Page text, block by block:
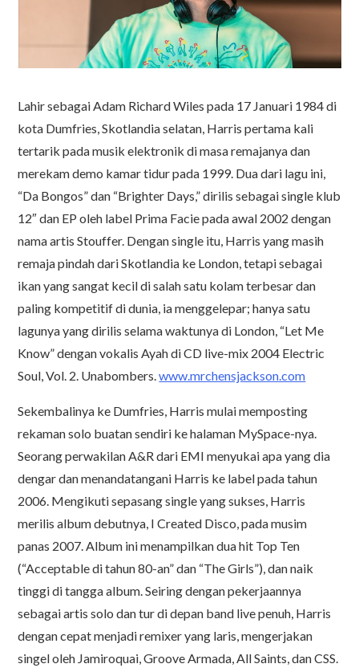
Lahir sebagai Adam Richard Wiles pada 17 Januari 1984 di
kota Dumfries, Skotlandia selatan, Harris pertama kali
tertarik pada musik elektronik di masa remajanya dan
merekam demo kamar tidur pada 1999. Dua dari lagu ini,
“Da Bongos” dan “Brighter Days,” dirilis sebagai single klub
12″ dan EP oleh label Prima Facie pada awal 2002 dengan
nama artis Stouffer. Dengan single itu, Harris yang masih
remaja pindah dari Skotlandia ke London, tetapi sebagai
ikan yang sangat kecil di salah satu kolam terbesar dan
paling kompetitif di dunia, ia menggelepar; hanya satu
lagunya yang dirilis selama waktunya di London, “Let Me
Know” dengan vokalis Ayah di CD live-mix 2004 Electric
Soul, Vol. 2. Unabombers.www.mrchensjackson.com
Sekembalinya ke Dumfries, Harris mulai memposting
rekaman solo buatan sendiri ke halaman MySpace-nya.
Seorang perwakilan A&R dari EMI menyukai apa yang dia
dengar dan menandatangani Harris ke label pada tahun
2006. Mengikuti sepasang single yang sukses, Harris
merilis album debutnya, I Created Disco, pada musim
panas 2007. Album ini menampilkan dua hit Top Ten
(“Acceptable di tahun 80-an” dan “The Girls”), dan naik
tinggi di tangga album. Seiring dengan pekerjaannya
sebagai artis solo dan tur di depan band live penuh, Harris
dengan cepat menjadi remixer yang laris, mengerjakan
singel oleh Jamiroquai, Groove Armada, All Saints, dan CSS.